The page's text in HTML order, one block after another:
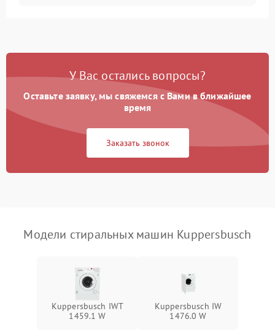
Замена платы управления 2200 ₽ Подробнее →
У Вас остались вопросы?
Оставьте заявку, мы свяжемся с Вами в ближайшее
время
Заказать звонок
Модели стиральных машин Kuppersbusch
Kuppersbusch IWT
1459.1 W
Kuppersbusch IW
1476.0 W